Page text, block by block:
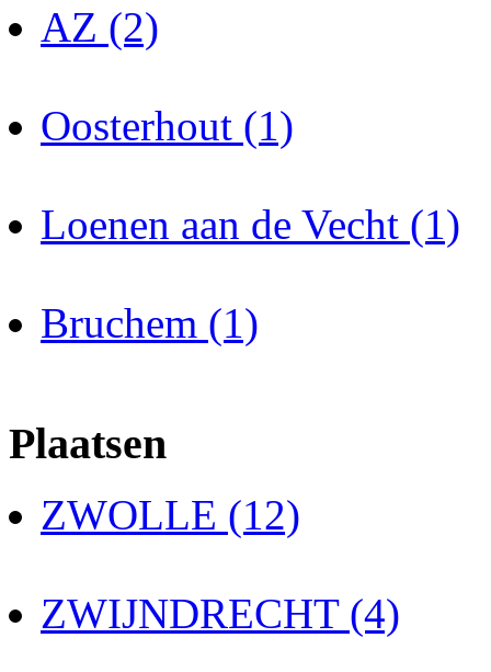
AZ (2)
Oosterhout (1)
Loenen aan de Vecht (1)
Bruchem (1)
Plaatsen
ZWOLLE (12)
ZWIJNDRECHT (4)